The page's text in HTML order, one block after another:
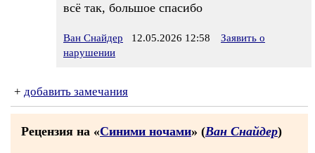
всё так, большое спасибо
Ван Снайдер 12.05.2026 12:58
Заявить о
нарушении
+ добавить замечания
Рецензия на «Синими ночами» (Ван Снайдер)